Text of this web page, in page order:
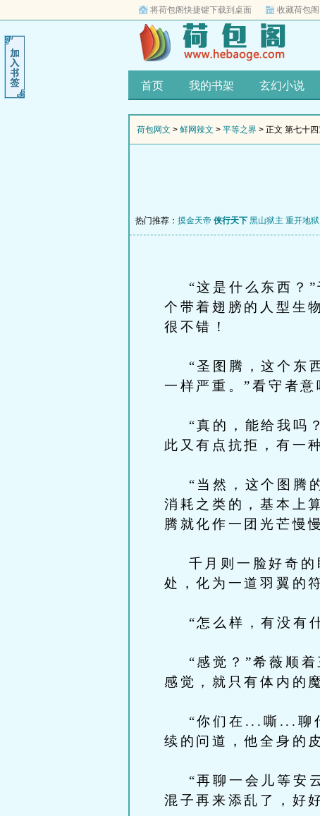
将荷包阁快捷键下载到桌面 收藏荷包阁
首页 我的书架 玄幻小说
荷包网文 > 鲜网辣文 > 平等之界 > 正文 第七十四
热门推荐： 摸金天帝 侠行天下 黑山狱主 重开地狱
“这是什么东西？”
个带着翅膀的人型生
很不错！
“圣图腾，这个东西
一样严重。”看守者
“真的，能给我吗？
此又有点抗拒，有一
“当然，这个图腾的
消耗之类的，基本上
腾就化作一团光芒慢
千月则一脸好奇的
处，化为一道羽翼的
“怎么样，有没有什
“感觉？”希薇顺着
感觉，就只有体内的
“你们在...嘶...聊什
续的问道，他全身的
“再聊一会儿等安云
混子再来添乱了，好